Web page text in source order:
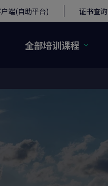
端(自助平台) 证书查询
全部培训课程